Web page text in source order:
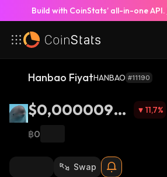
Build with CoinStats’ all-in-one API.
Hanbao FiyatHANBAO #11190
$0,00000973
1
11,7%
฿0
Swap